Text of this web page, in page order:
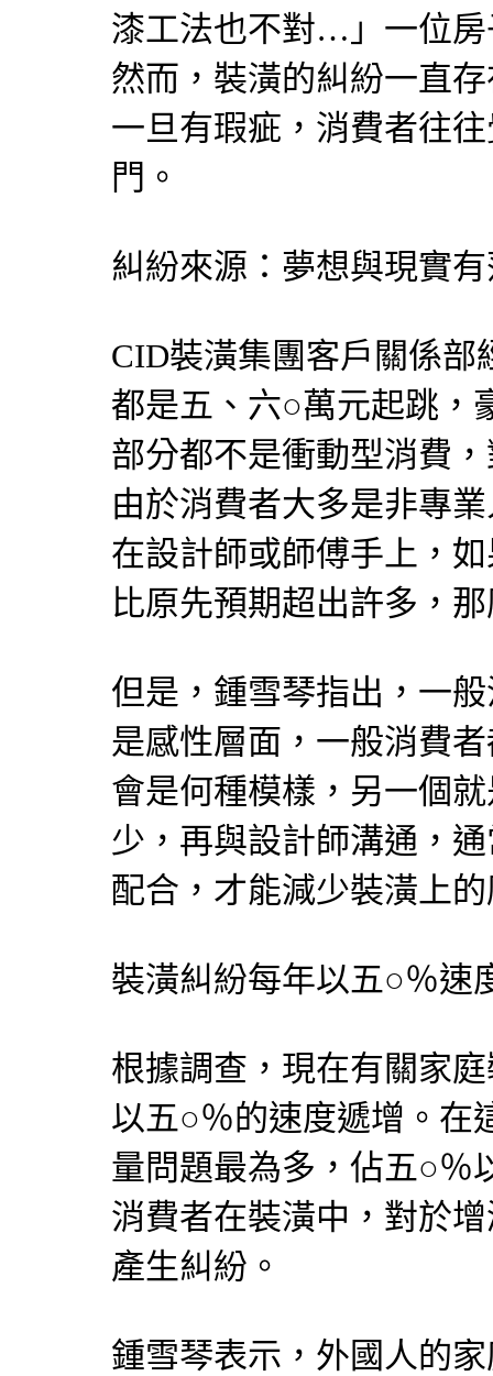
漆工法也不對…」一位
然而，裝潢的糾紛一直
一旦有瑕疵，消費者往
門。
糾紛來源：夢想與現實
CID裝潢集團客戶關係
都是五、六○萬元起跳，
部分都不是衝動型消費
由於消費者大多是非專
在設計師或師傅手上，
比原先預期超出許多，
但是，鍾雪琴指出，一
是感性層面，一般消費
會是何種模樣，另一個
少，再與設計師溝通，
配合，才能減少裝潢上
裝潢糾紛每年以五○％速
根據調查，現在有關家
以五○％的速度遞增。在
量問題最為多，佔五○％
消費者在裝潢中，對於
產生糾紛。
鍾雪琴表示，外國人的